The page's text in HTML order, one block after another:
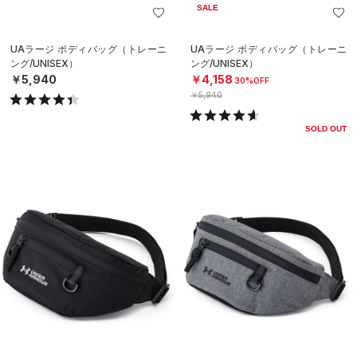
UAラージ ボディバッグ（トレーニ
ング/UNISEX）
￥5,940
SALE
UAラージ ボディバッグ（トレーニ
ング/UNISEX）
￥4,158 30%OFF
￥5,940
SOLD OUT